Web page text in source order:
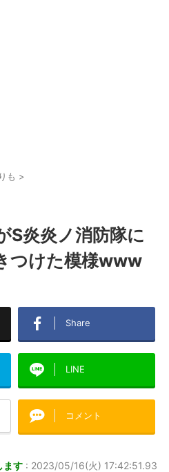
も >
S炎炎ノ消防隊に
つけた模様www
Share
LINE
コメント
ます : 2023/05/16(火) 17:42:51.93